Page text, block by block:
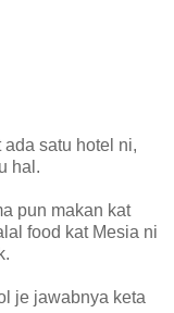
satu hotel ni,
hal.
pun makan kat
food kat Mesia ni
je jawabnya keta